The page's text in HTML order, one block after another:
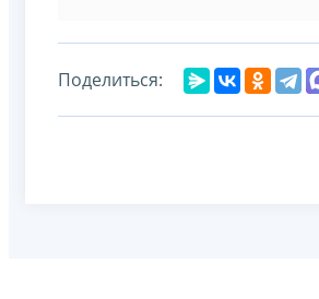
Поделиться: